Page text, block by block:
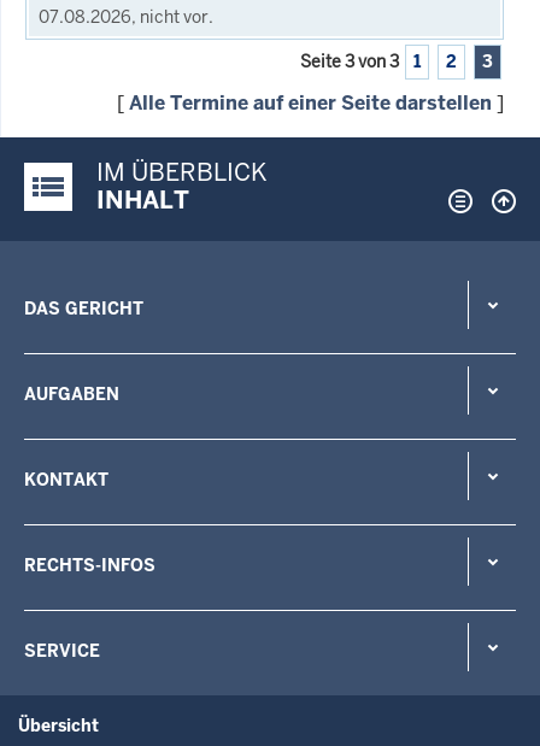
07.08.2026, nicht vor.
Seite 3 von 3 1 2 3
[Alle Termine auf einer Seite darstellen ]
Justiz-Portal im Überblick:
IM ÜBERBLICK
INHALT
DAS GERICHT
AUFGABEN
KONTAKT
RECHTS-INFOS
SERVICE
Übersicht